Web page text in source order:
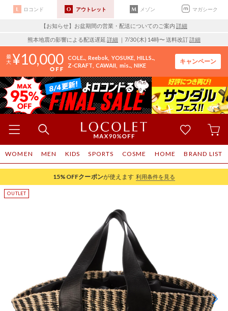
ロコンド アウトレット メゾン マガシーク
【お知らせ】お盆期間の営業・配送についてのご案内 詳細
熊本地震の影響による配送遅延 詳細 ｜7/30 (木) 14時〜 送料改訂詳細
10,000 COLE.. Reebok YOSUKE HILLS..
Z-CRAFT CAWAII mis.. NIKE
キャンペーン
WOMEN MEN KIDS SPORTS COSME HOME BRAND LIST
15%OFFクーポンが使えます 利用条件を見る